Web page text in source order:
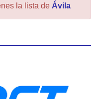
la lista de Ávila